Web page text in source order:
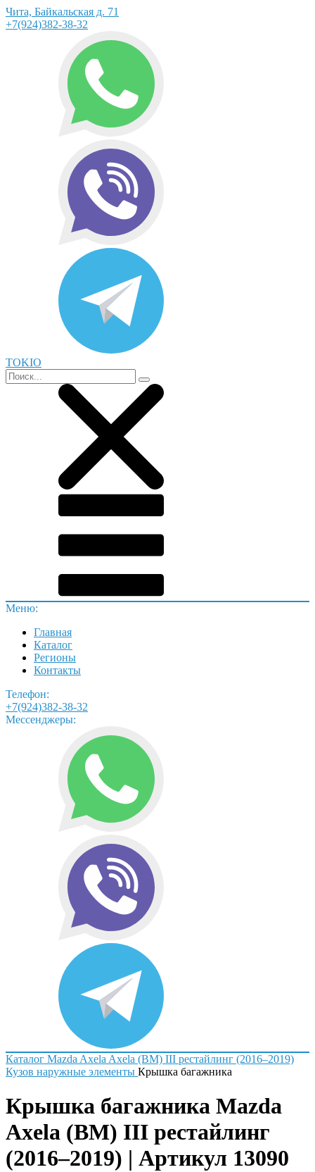
Чита, Байкальская д. 71
+7(924)382-38-32
TOKIO
Меню:
Главная
Каталог
Регионы
Контакты
Телефон:
+7(924)382-38-32
Мессенджеры:
Каталог Mazda Axela Axela (BM) III рестайлинг (2016–2019)
Кузов наружные элементы Крышка багажника
Крышка багажника Mazda
Axela (BM) III рестайлинг
(2016–2019) | Артикул 13090